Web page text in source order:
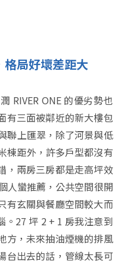
格局好壞差距大
RIVER ONE 的優劣勢也
有三面被鄰近的新大樓包
聯上匯翠，除了河景與低
棟距外，許多戶型都沒有
，兩房三房都是走高坪效
人蠻推薦，公共空間很開
有玄關與餐廳空間較大而
。27 坪 2 + 1 房我注意到
方，未來抽油煙機的排風
台出去的話，管線太長可